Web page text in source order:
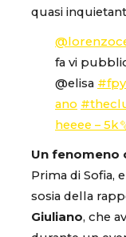
quasi
fa vi
@elisa
ano
heeee –
Un fenomeno
Prima di Sofia,
sosia della
Giuliano, che